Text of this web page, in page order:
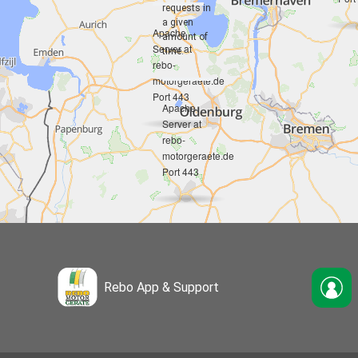
Apache
Server at
rebo-
motorgeraete.de
Port 443
requests in
a given
amount of
time.
Apache
Server at
rebo-
motorgeraete.de
Port 443
Rebo App & Support